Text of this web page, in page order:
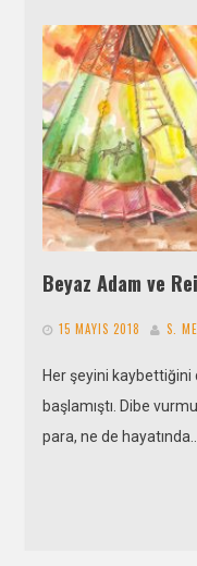
Beyaz Adam ve
15 MAYIS 2018 S.
Her şeyini
başlamıştı. Dibe
para, ne de hayatında…